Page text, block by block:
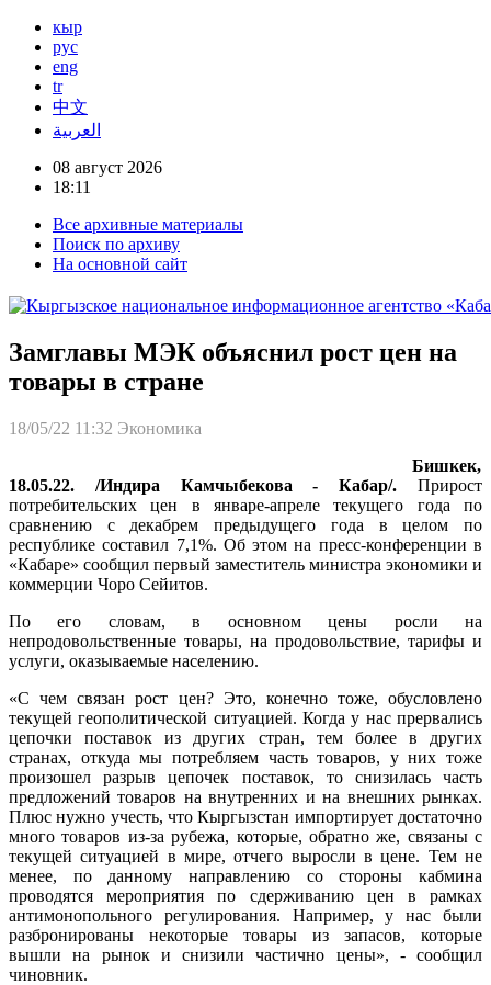
кыр
рус
eng
tr
中文
العربية
08 август 2026
18:11
Все архивные материалы
Поиск по архиву
На основной сайт
Замглавы МЭК объяснил рост цен на
товары в стране
18/05/22 11:32 Экономика
Бишкек,
18.05.22. /Индира Камчыбекова - Кабар/. Прирост
потребительских цен в январе-апреле текущего года по
сравнению с декабрем предыдущего года в целом по
республике составил 7,1%. Об этом на пресс-конференции в
«Кабаре» сообщил первый заместитель министра экономики и
коммерции Чоро Сейитов.
По его словам, в основном цены росли на
непродовольственные товары, на продовольствие, тарифы и
услуги, оказываемые населению.
«С чем связан рост цен? Это, конечно тоже, обусловлено
текущей геополитической ситуацией. Когда у нас прервались
цепочки поставок из других стран, тем более в других
странах, откуда мы потребляем часть товаров, у них тоже
произошел разрыв цепочек поставок, то снизилась часть
предложений товаров на внутренних и на внешних рынках.
Плюс нужно учесть, что Кыргызстан импортирует достаточно
много товаров из-за рубежа, которые, обратно же, связаны с
текущей ситуацией в мире, отчего выросли в цене. Тем не
менее, по данному направлению со стороны кабмина
проводятся мероприятия по сдерживанию цен в рамках
антимонопольного регулирования. Например, у нас были
разбронированы некоторые товары из запасов, которые
вышли на рынок и снизили частично цены», - сообщил
чиновник.